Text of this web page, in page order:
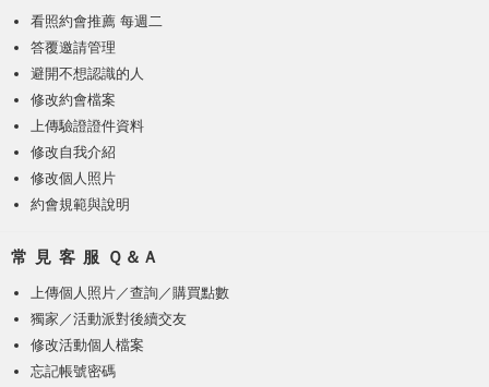
看照約會推薦 每週二
答覆邀請管理
避開不想認識的人
修改約會檔案
上傳驗證證件資料
修改自我介紹
修改個人照片
約會規範與說明
常 見 客 服 Ｑ＆Ａ
上傳個人照片 ／查詢／購買點數
獨家／活動派對後續交友
修改活動個人檔案
忘記帳號密碼